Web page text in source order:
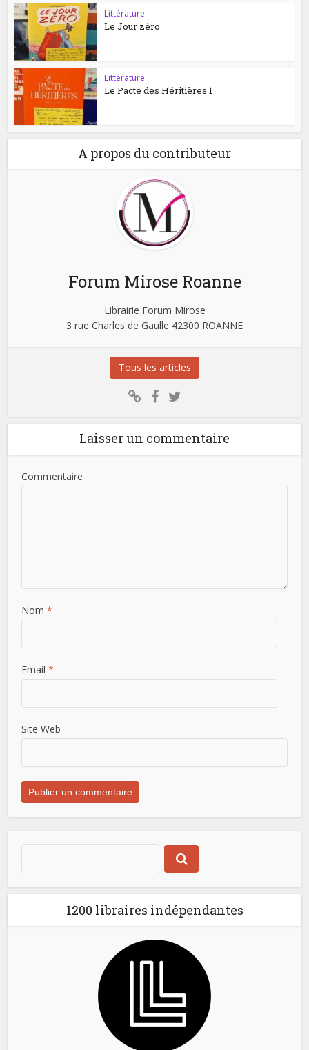
Littérature
Le Jour zéro
Littérature
Le Pacte des Héritières 1
A propos du contributeur
Forum Mirose Roanne
Librairie Forum Mirose
3 rue Charles de Gaulle 42300 ROANNE
Tous les articles
Laisser un commentaire
Commentaire
Nom *
Email *
Site Web
1200 libraires indépendantes